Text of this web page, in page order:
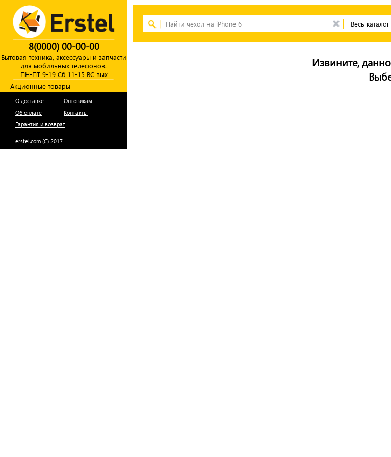
8(0000) 00-00-00
Бытовая техника, аксессуары и запчасти
для мобильных телефонов.
ПН-ПТ 9-19 Сб 11-15 ВС вых
Акционные товары
О доставке
Оптовикам
Об оплате
Контакты
Гарантия и возврат
erstel.com (C) 2017
Извините,